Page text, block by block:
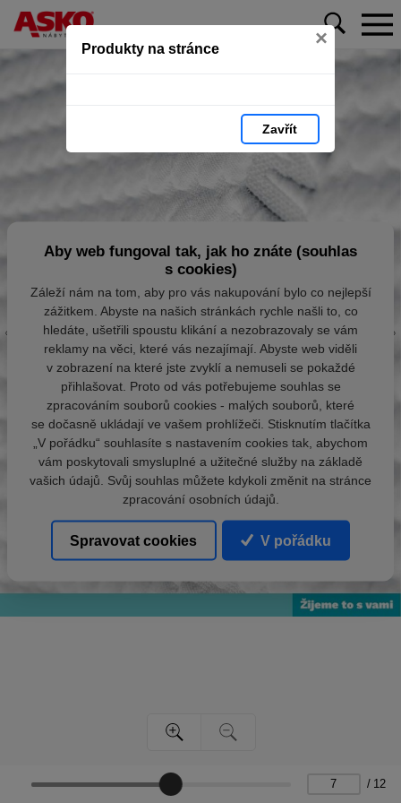
Produkty na stránce ×
Zavřít
/ 12
Aby web fungoval tak, jak ho znáte (souhlas
s cookies)
Záleží nám na tom, aby pro vás nakupování bylo co nejlepší
zážitkem. Abyste na našich stránkách rychle našli to, co
hledáte, ušetřili spoustu klikání a nezobrazovaly se vám
reklamy na věci, které vás nezajímají. Abyste web viděli
v zobrazení na které jste zvyklí a nemuseli se pokaždé
přihlašovat. Proto od vás potřebujeme souhlas se
zpracováním souborů cookies - malých souborů, které
se dočasně ukládají ve vašem prohlížeči. Stisknutím tlačítka
„V pořádku“ souhlasíte s nastavením cookies tak, abychom
vám poskytovali smysluplné a užitečné služby na základě
vašich údajů. Svůj souhlas můžete kdykoli změnit na stránce
zpracování osobních údajů.
Spravovat cookies V pořádku